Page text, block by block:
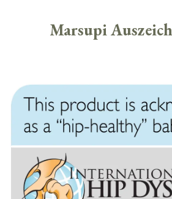
Marsupi